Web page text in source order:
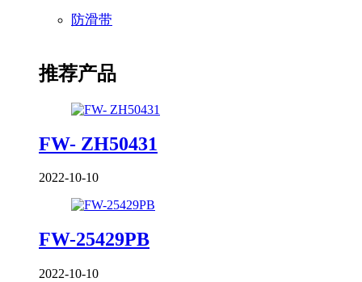
防滑带
推荐产品
FW- ZH50431
2022-10-10
FW-25429PB
2022-10-10